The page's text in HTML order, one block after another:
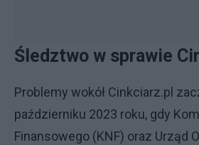
Śledztwo w sprawie
Problemy wokół Cinkciarz.pl
październiku 2023 roku, gdy
Finansowego (KNF) oraz Urząd